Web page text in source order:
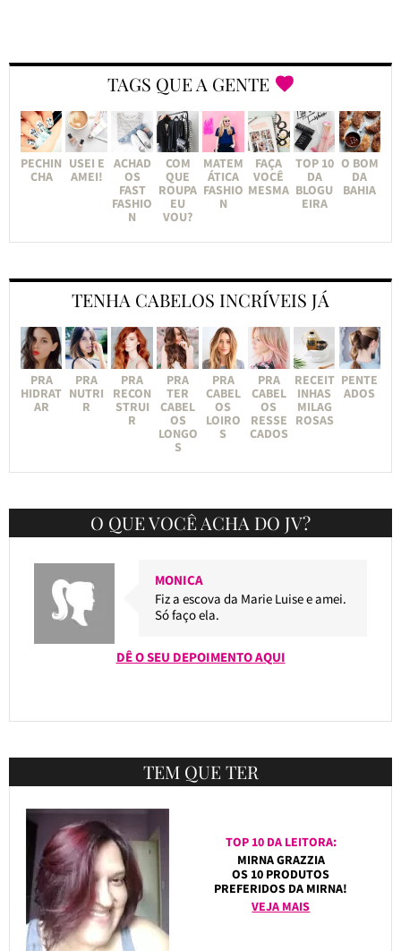
TAGS QUE A GENTE
PECHIN
CHA
USEI E
AMEI!
ACHAD
OS
FAST
FASHIO
N
COM
QUE
ROUPA
EU
VOU?
MATEM
ÁTICA
FASHIO
N
FAÇA
VOCÊ
MESMA
TOP 10
DA
BLOGU
EIRA
O BOM
DA
BAHIA
TENHA CABELOS INCRÍVEIS JÁ
PRA
HIDRAT
AR
PRA
NUTRI
R
PRA
RECON
STRUI
R
PRA
TER
CABEL
OS
LONGO
S
PRA
CABEL
OS
LOIRO
S
PRA
CABEL
OS
RESSE
CADOS
RECEIT
INHAS
MILAG
ROSAS
PENTE
ADOS
O QUE VOCÊ ACHA DO JV?
MONICA
Fiz a escova da Marie Luise e amei.
Só faço ela.
DÊ O SEU DEPOIMENTO AQUI
TEM QUE TER
TOP 10 DA LEITORA:
MIRNA GRAZZIA
OS 10 PRODUTOS
PREFERIDOS DA MIRNA!
VEJA MAIS